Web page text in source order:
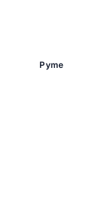
Pyme